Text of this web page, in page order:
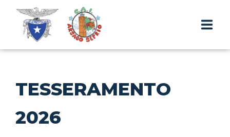
IL RIFUGIO
GITE ED ESCURSIONI
TESSERAMENTO
2026